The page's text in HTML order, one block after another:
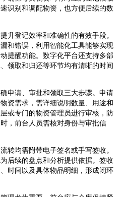
识别和调配物资，也方便后续的数
升登记效率和准确性的有效手段。
和错误，利用智能化工具能够实现
提醒功能。数字化平台还支持多部
领取和归还等环节均有清晰的时间
申请、审批和领取三大步骤。申请
资需求，需详细说明数量、用途和
或专门的物资管理员进行审核，防
，前台人员需核对身份与审批信
转均需附带电子签名或手写签收。
后续的盘点和分析提供依据。签收
时间以及具体物品明细，形成闭环